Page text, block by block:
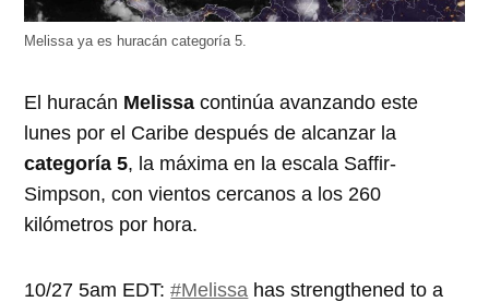
Melissa ya es huracán categoría 5.
El huracán Melissa continúa avanzando este
lunes por el Caribe después de alcanzar la
categoría 5, la máxima en la escala Saffir-
Simpson, con vientos cercanos a los 260
kilómetros por hora.
10/27 5am EDT:#Melissa has strengthened to a